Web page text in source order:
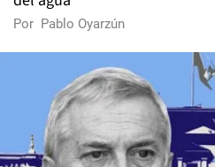
Por Pablo Oyarzún